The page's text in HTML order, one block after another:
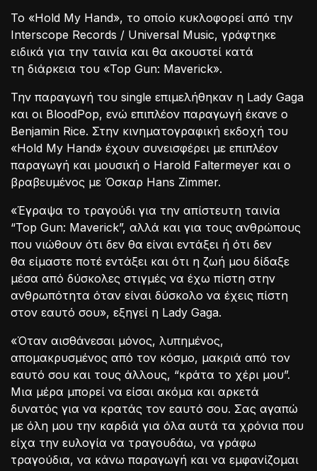
Το «Hold My Hand», το οποίο κυκλοφορεί από την
Interscope Records / Universal Music, γράφτηκε
ειδικά για την ταινία και θα ακουστεί κατά
τη διάρκεια του «Top Gun: Maverick».
Την παραγωγή του single επιμελήθηκαν η Lady Gaga
και οι BloodPop, ενώ επιπλέον παραγωγή έκανε ο
Benjamin Rice. Στην κινηματογραφική εκδοχή του
«Hold My Hand» έχουν συνεισφέρει με επιπλέον
παραγωγή και μουσική ο Harold Faltermeyer και ο
βραβευμένος με Όσκαρ Hans Zimmer.
«Έγραψα το τραγούδι για την απίστευτη ταινία
“Top Gun: Maverick”, αλλά και για τους ανθρώπους
που νιώθουν ότι δεν θα είναι εντάξει ή ότι δεν
θα είμαστε ποτέ εντάξει και ότι η ζωή μου δίδαξε
μέσα από δύσκολες στιγμές να έχω πίστη στην
ανθρωπότητα όταν είναι δύσκολο να έχεις πίστη
στον εαυτό σου», εξηγεί η Lady Gaga.
«Όταν αισθάνεσαι μόνος, λυπημένος,
απομακρυσμένος από τον κόσμο, μακριά από τον
εαυτό σου και τους άλλους, “κράτα το χέρι μου”.
Μια μέρα μπορεί να είσαι ακόμα και αρκετά
δυνατός για να κρατάς τον εαυτό σου. Σας αγαπώ
με όλη μου την καρδιά για όλα αυτά τα χρόνια που
είχα την ευλογία να τραγουδάω, να γράφω
τραγούδια, να κάνω παραγωγή και να εμφανίζομαι